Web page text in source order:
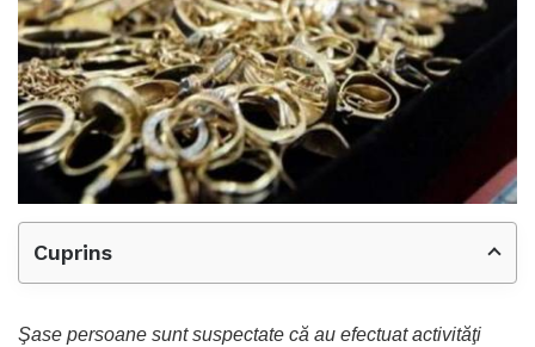
Cuprins
Şase persoane sunt suspectate că au efectuat activităţi